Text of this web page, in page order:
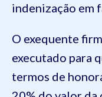
indenização em
O exequente
executado para
termos de